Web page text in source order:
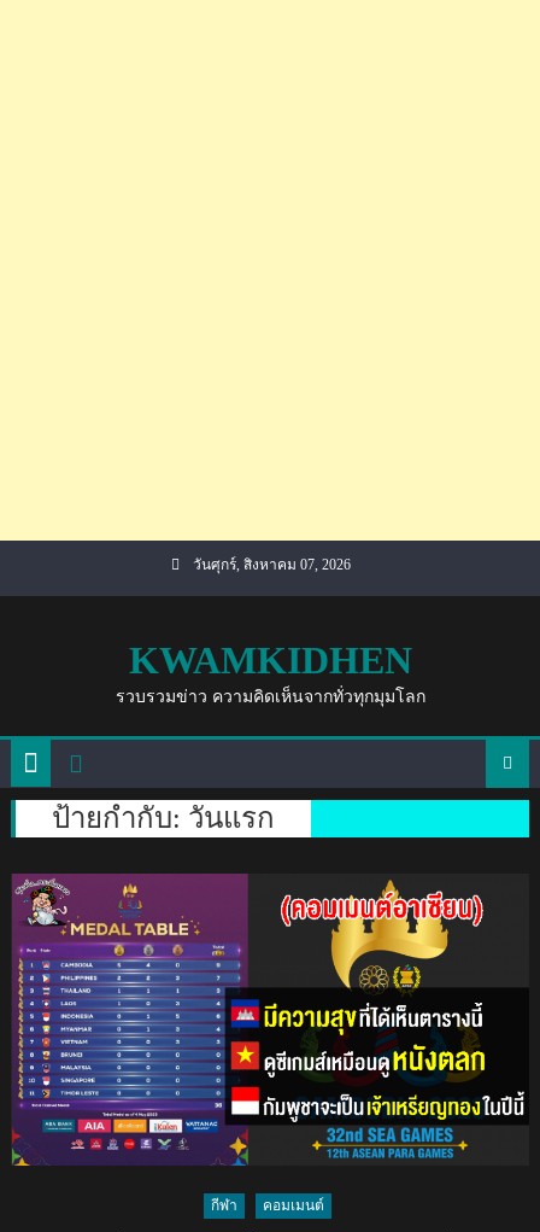
วันศุกร์, สิงหาคม 07, 2026
KWAMKIDHEN
รวบรวมข่าว ความคิดเห็นจากทั่วทุกมุมโลก
ป้ายกำกับ: วันแรก
กีฬา คอมเมนต์